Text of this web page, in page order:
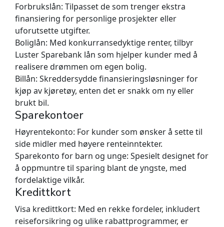
Forbrukslån: Tilpasset de som trenger ekstra
finansiering for personlige prosjekter eller
uforutsette utgifter.
Boliglån: Med konkurransedyktige renter, tilbyr
Luster Sparebank lån som hjelper kunder med å
realisere drømmen om egen bolig.
Billån: Skreddersydde finansieringsløsninger for
kjøp av kjøretøy, enten det er snakk om ny eller
brukt bil.
Sparekontoer
Høyrentekonto: For kunder som ønsker å sette til
side midler med høyere renteinntekter.
Sparekonto for barn og unge: Spesielt designet for
å oppmuntre til sparing blant de yngste, med
fordelaktige vilkår.
Kredittkort
Visa kredittkort: Med en rekke fordeler, inkludert
reiseforsikring og ulike rabattprogrammer, er